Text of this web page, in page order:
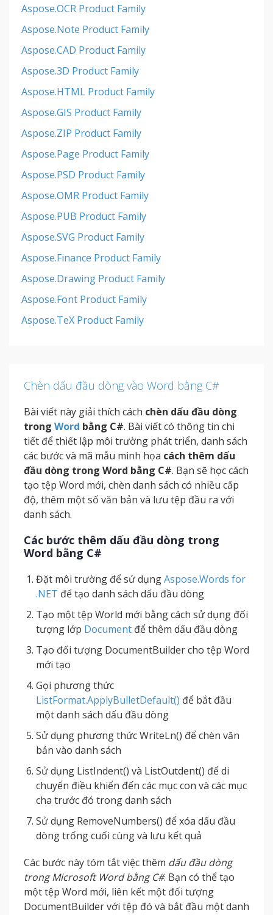
Aspose.OCR Product Family
Aspose.Note Product Family
Aspose.CAD Product Family
Aspose.3D Product Family
Aspose.HTML Product Family
Aspose.GIS Product Family
Aspose.ZIP Product Family
Aspose.Page Product Family
Aspose.PSD Product Family
Aspose.OMR Product Family
Aspose.PUB Product Family
Aspose.SVG Product Family
Aspose.Finance Product Family
Aspose.Drawing Product Family
Aspose.Font Product Family
Aspose.TeX Product Family
Chèn dấu đầu dòng vào Word bằng C#
Bài viết này giải thích cách chèn dấu đầu dòng
trong Word bằng C#. Bài viết có thông tin chi
tiết để thiết lập môi trường phát triển, danh sách
các bước và mã mẫu minh họa cách thêm dấu
đầu dòng trong Word bằng C#. Bạn sẽ học cách
tạo tệp Word mới, chèn danh sách có nhiều cấp
độ, thêm một số văn bản và lưu tệp đầu ra với
danh sách.
Các bước thêm dấu đầu dòng trong
Word bằng C#
Đặt môi trường để sử dụngAspose.Words for
.NET để tạo danh sách dấu đầu dòng
Tạo một tệp World mới bằng cách sử dụng đối
tượng lớp Document để thêm dấu đầu dòng
Tạo đối tượng DocumentBuilder cho tệp Word
mới tạo
Gọi phương thức
ListFormat.ApplyBulletDefault() để bắt đầu
một danh sách dấu đầu dòng
Sử dụng phương thức WriteLn() để chèn văn
bản vào danh sách
Sử dụng ListIndent() và ListOutdent() để di
chuyển điều khiển đến các mục con và các mục
cha trước đó trong danh sách
Sử dụng RemoveNumbers() để xóa dấu đầu
dòng trống cuối cùng và lưu kết quả
Các bước này tóm tắt việc thêm dấu đầu dòng
trong Microsoft Word bằng C#. Bạn có thể tạo
một tệp Word mới, liên kết một đối tượng
DocumentBuilder với tệp đó và bắt đầu một danh